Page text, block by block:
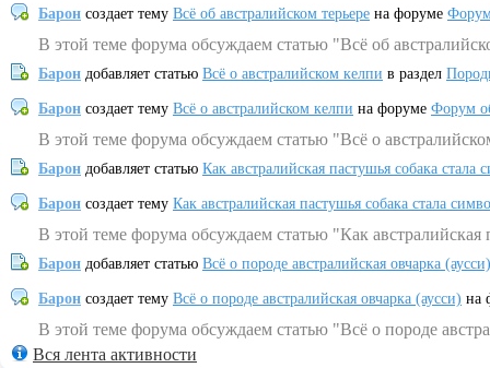
Барон создает тему Всё об австралийском терьере на форуме
В этой теме форума обсуждаем статью "Всё об
Барон добавляет статью Всё о австралийском келпи в раздел
Барон создает тему Всё о австралийском келпи на форуме Форум
В этой теме форума обсуждаем статью "Всё о
Барон добавляет статью Как австралийская пастушья собака
Барон создает тему Как австралийская пастушья собака стала
В этой теме форума обсуждаем статью "Как
Барон добавляет статью Всё о породе австралийская овчарка (аусси)
Барон создает тему Всё о породе австралийская овчарка (аусси) на
В этой теме форума обсуждаем статью "Всё о породе
Вся лента активности